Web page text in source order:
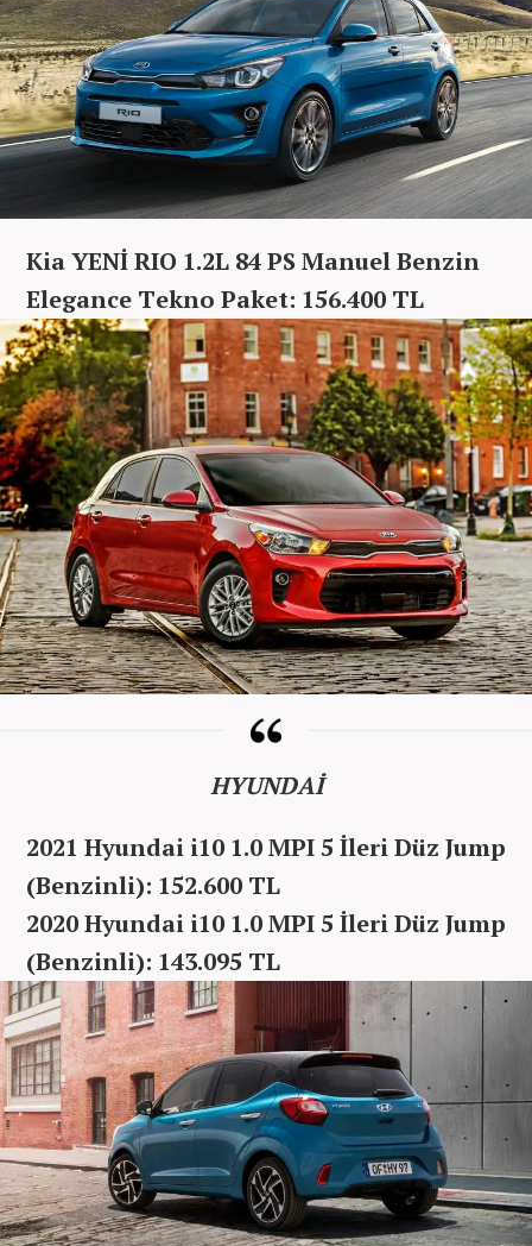
Kia YENİ RIO 1.2L 84 PS Manuel Benzin
Elegance Tekno Paket: 156.400 TL
HYUNDAİ
2021 Hyundai i10 1.0 MPI 5 İleri Düz Jump
(Benzinli): 152.600 TL
2020 Hyundai i10 1.0 MPI 5 İleri Düz Jump
(Benzinli): 143.095 TL